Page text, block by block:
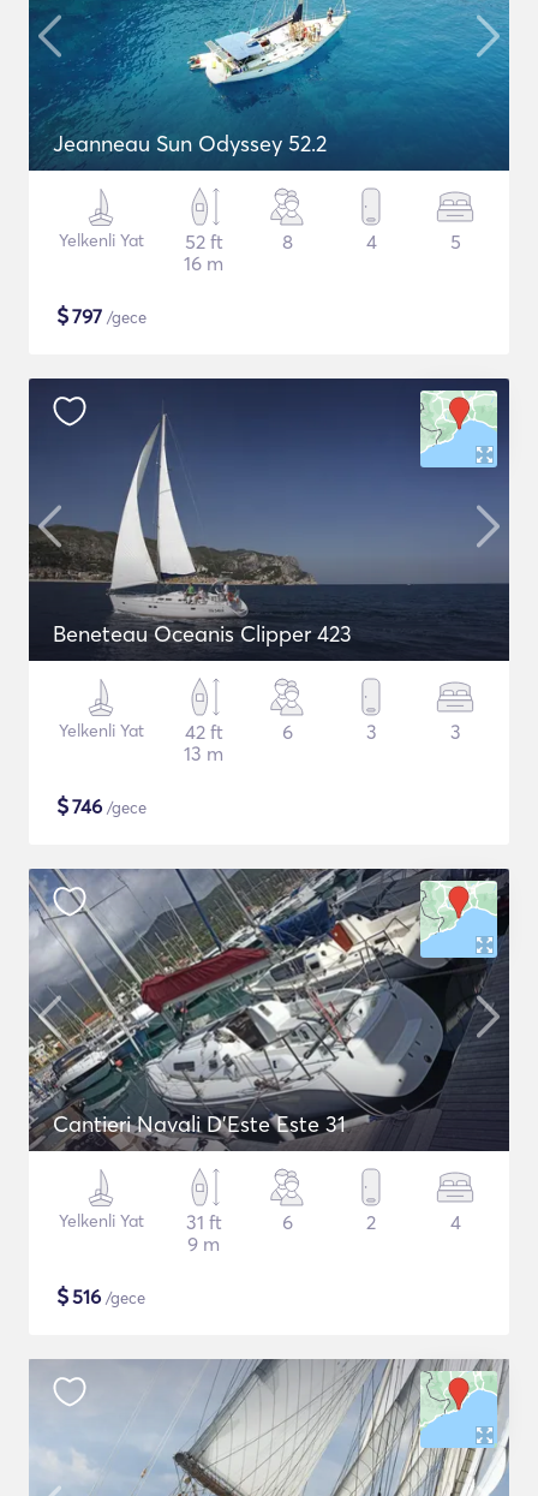
Jeanneau Sun Odyssey 52.2
Yelkenli Yat
52 ft
16 m
8 4 5
$797 /gece
Beneteau Oceanis Clipper 423
Yelkenli Yat
42 ft
13 m
6 3 3
$746 /gece
Cantieri Navali D'Este Este 31
Yelkenli Yat
31 ft
9 m
6 2 4
$516 /gece